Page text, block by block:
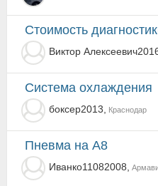
стоимость
Виктор
система охлаждения
боксер2013, Краснодар
Пневма на А8
Иванко11082008,